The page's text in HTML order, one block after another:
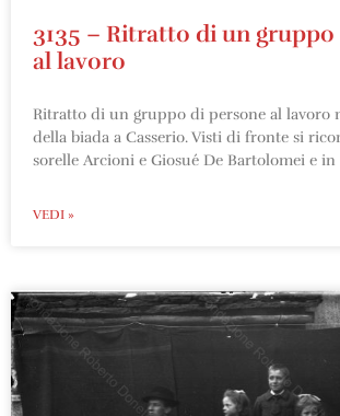
3135 – Ritratto di un
al lavoro
Ritratto di un gruppo di persone al lavoro
della biada a Casserio. Visti di fronte si
sorelle Arcioni e Giosué De Bartolomei e in
VEDI »